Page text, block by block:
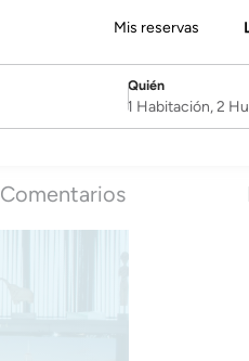
Mis reservas
Quién
Username
1 Habitación, 2
Comentarios